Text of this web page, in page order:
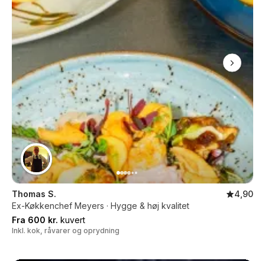
Thomas S.
4,90
Ex-Køkkenchef Meyers · Hygge & høj kvalitet
Fra 600 kr. kuvert
Inkl. kok, råvarer og oprydning